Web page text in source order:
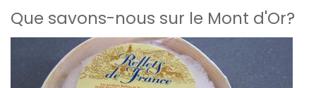
Que savons-nous sur le Mont d'Or?